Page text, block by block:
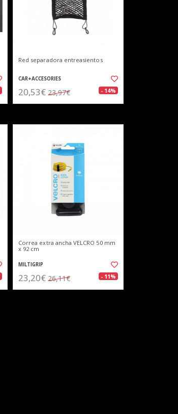
Red separadora entreasientos
CAR+ACCESORIES
20,53€ 23,97€ - 14%
Correa extra ancha VELCRO 50 mm
x 92 cm
MILTIGRIP
23,20€ 26,11€ - 11%